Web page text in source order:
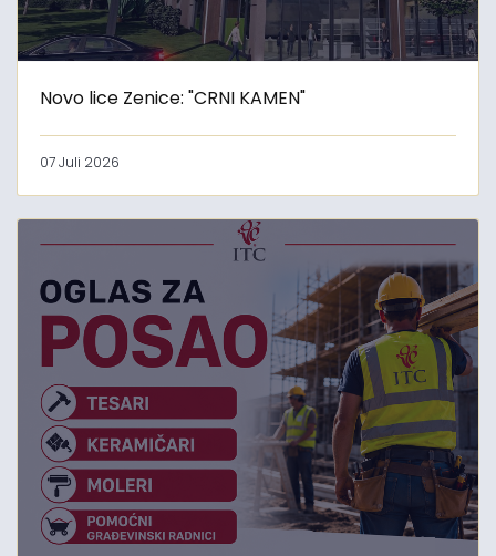
Novo lice Zenice: "CRNI KAMEN"
07 Juli 2026